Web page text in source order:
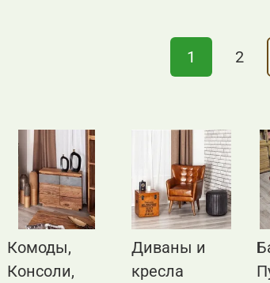
1 2
Комоды,
Консоли,
Диваны и
кресла